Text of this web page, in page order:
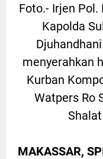
Foto.- Irjen Pol.
Kapolda
menyerahkan
Kurban
Watpers Ro
MAKASSAR,